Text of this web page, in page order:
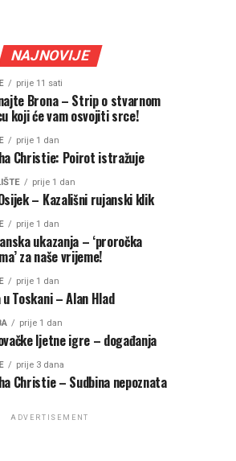
NAJNOVIJE
prije 11 sati
Brona – Strip o stvarnom
koji će vam osvojiti srce!
prije 1 dan
Christie: Poirot istražuje
prije 1 dan
– Kazališni rujanski klik
prije 1 dan
ukazanja – ‘proročka
za naše vrijeme!
prije 1 dan
u Toskani – Alan Hlad
prije 1 dan
ljetne igre – događanja
prije 3 dana
Christie – Sudbina nepoznata
ADVERTISEMENT